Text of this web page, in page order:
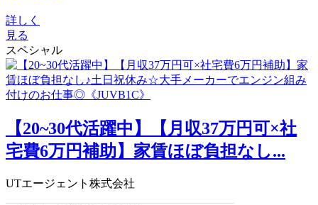
詳しく
見る
スペシャル
【20~30代活躍中】【月収37万円可×社
宅費6万円補助】家賃ほぼ負担なし...
UTエージェント株式会社